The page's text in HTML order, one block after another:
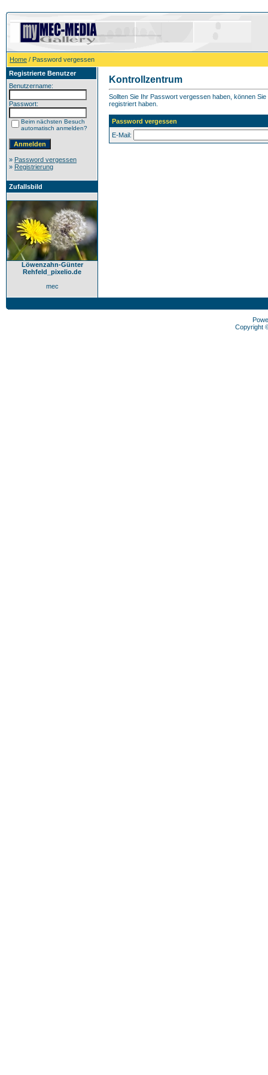
Home / Password vergessen
Registrierte Benutzer
Benutzername:
Passwort:
Beim nächsten Besuch
automatisch anmelden?
» Password vergessen
» Registrierung
Zufallsbild
Löwenzahn-Günter
Rehfeld_pixelio.de
mec
Kontrollzentrum
Sollten Sie Ihr Passwort vergessen haben, können
registriert haben.
Password vergessen
E-Mail:
Copyright